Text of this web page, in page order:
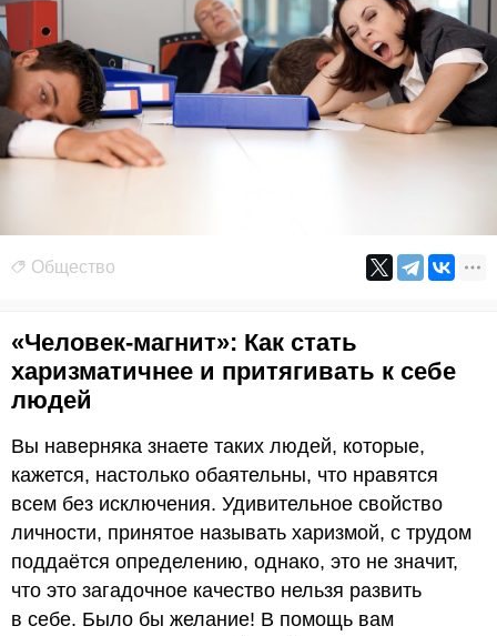
Общество
«Человек-магнит»: Как стать
харизматичнее и притягивать к себе
людей
Вы наверняка знаете таких людей, которые,
кажется, настолько обаятельны, что нравятся
всем без исключения. Удивительное свойство
личности, принятое называть харизмой, с трудом
поддаётся определению, однако, это не значит,
что это загадочное качество нельзя развить
в себе. Было бы желание! В помощь вам